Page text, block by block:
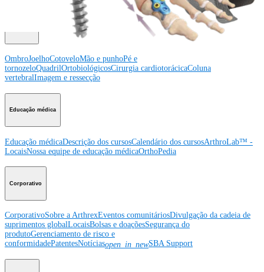
OmbroJoelhoCotoveloMão e punhoPé e
tornozeloQuadrilOrtobiológicosCirurgia cardiotorácicaColuna
vertebralImagem e ressecção
Educação médica
Educação médicaDescrição dos cursosCalendário dos cursosArthroLab™ -
LocaisNossa equipe de educação médicaOrthoPedia
Corporativo
CorporativoSobre a ArthrexEventos comunitáriosDivulgação da cadeia de
suprimentos globalLocaisBolsas e doaçõesSegurança do
produtoGerenciamento de risco e
conformidadePatentesNotíciasopen_in_newSBA Support